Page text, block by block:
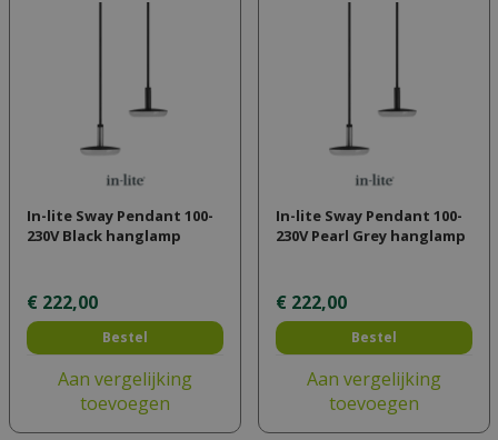
In-lite Sway Pendant 100-
230V Black hanglamp
€ 222,00
Bestel
Aan vergelijking
toevoegen
In-lite Sway Pendant 100-
230V Pearl Grey hanglamp
€ 222,00
Bestel
Aan vergelijking
toevoegen